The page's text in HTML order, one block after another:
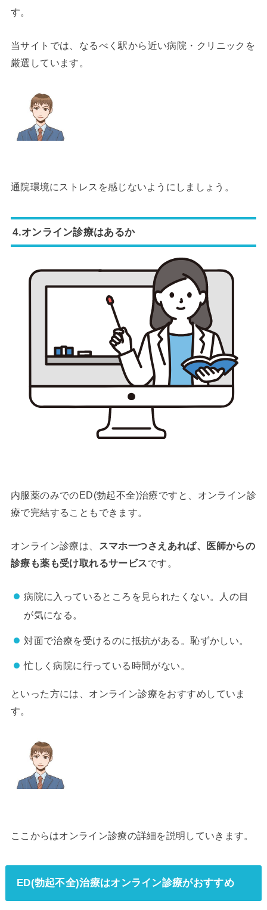
す。
当サイトでは、なるべく駅から近い病院・クリニックを
厳選しています。
通院環境にストレスを感じないようにしましょう。
4.オンライン診療はあるか
内服薬のみでのED(勃起不全)治療ですと、オンライン診
療で完結することもできます。
オンライン診療は、
スマホ一つさえあれば、医師からの
診療も薬も受け取れるサービスです。
病院に入っているところを見られたくない。人の目
が気になる。
対面で治療を受けるのに抵抗がある。恥ずかしい。
忙しく病院に行っている時間がない。
といった方には、オンライン診療をおすすめしていま
す。
ここからはオンライン診療の詳細を説明していきます。
ED(勃起不全)治療はオンライン診療がおすすめ